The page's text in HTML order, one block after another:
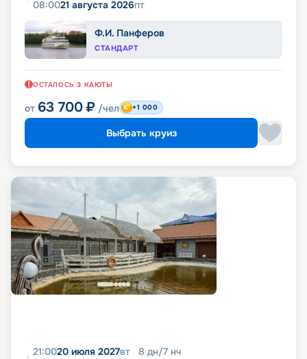
08:0021 августа 2026пт
Ф.И. Панферов
СТАНДАРТ
ОСТАЛОСЬ 3 КАЮТЫ
от 63 700 ₽ /чел +1 000
Выбрать круиз
21:0020 июля 2027вт 8 дн/7 нч